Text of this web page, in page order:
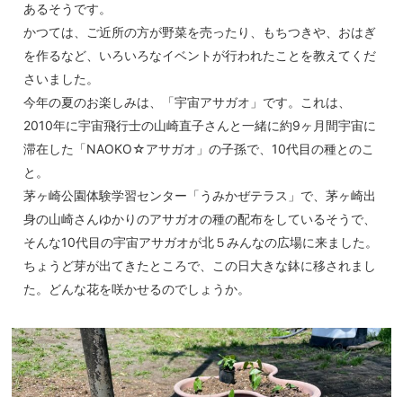
あるそうです。
かつては、ご近所の方が野菜を売ったり、もちつきや、おはぎ
を作るなど、いろいろなイベントが行われたことを教えてくだ
さいました。
今年の夏のお楽しみは、「宇宙アサガオ」です。これは、
2010年に宇宙飛行士の山崎直子さんと一緒に約9ヶ月間宇宙に
滞在した「NAOKO☆アサガオ」の子孫で、10代目の種とのこ
と。
茅ヶ崎公園体験学習センター「うみかぜテラス」で、茅ヶ崎出
身の山崎さんゆかりのアサガオの種の配布をしているそうで、
そんな10代目の宇宙アサガオが北５みんなの広場に来ました。
ちょうど芽が出てきたところで、この日大きな鉢に移されまし
た。どんな花を咲かせるのでしょうか。